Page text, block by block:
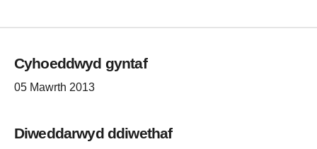
Cyhoeddwyd gyntaf
05 Mawrth 2013
Diweddarwyd ddiwethaf